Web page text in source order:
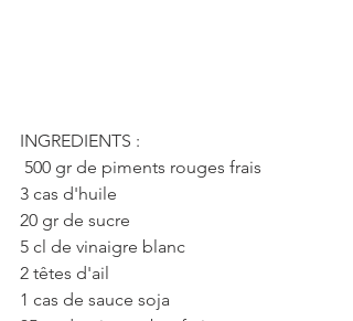
INGREDIENTS :
500 gr de piments rouges frais
3 cas d'huile
20 gr de sucre
5 cl de vinaigre blanc
2 têtes d'ail
1 cas de sauce soja